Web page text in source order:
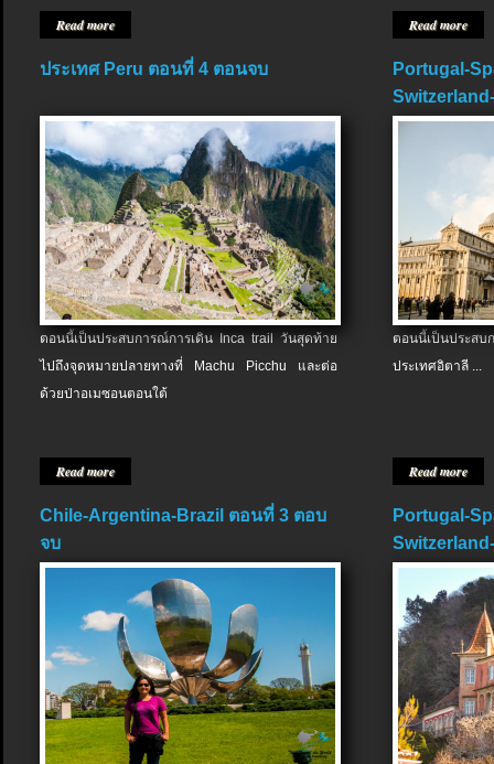
Read more Read more
ประเทศ Peru ตอนที่ 4 ตอนจบ
ตอนนี้เป็นประสบการณ์การเดิน Inca trail วันสุดท้าย
ไปถึงจุดหมายปลายทางที่ Machu Picchu และต่อ
ด้วยป่าอเมซอนตอนใต้
Read more
Portugal-
ตอนนี้เป็นประส
ประเทศอิตาลี ...
Read more
Chile-Argentina-Brazil ตอนที่ 3 ตอบ
จบ
Portugal-